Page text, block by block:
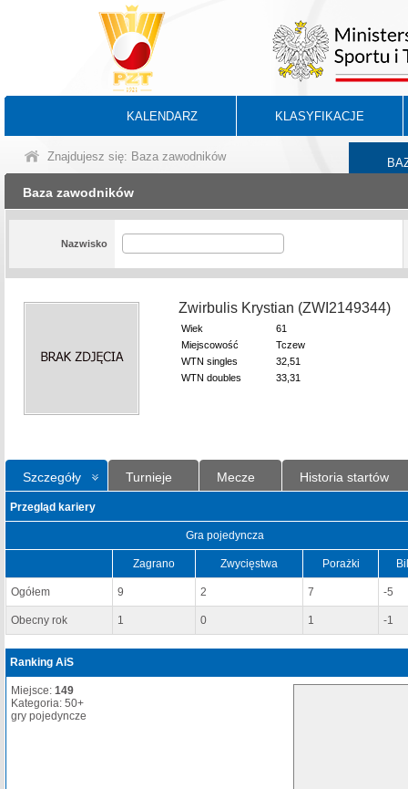
KALENDARZ KLASYFIKACJE
Znajdujesz się: Baza zawodników
Baza zawodników
Nazwisko
Zwirbulis Krystian (ZWI2149344)
Wiek
61
Miejscowość
Tczew
WTN singles
32,51
WTN doubles
33,31
Szczegóły Turnieje Mecze Historia startów
Przegląd kariery
Gra pojedyncza
Zagrano Zwycięstwa Porażki
Ogółem 9 2 7 -5
Obecny rok 1 0 1 -1
Ranking AiS
Miejsce: 149
Kategoria: 50+
gry pojedyncze